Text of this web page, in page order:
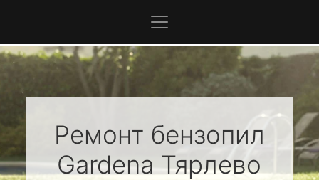
Ремонт бензопил
GardenaТярлево